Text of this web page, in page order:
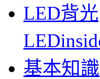
LED背光
基本知識